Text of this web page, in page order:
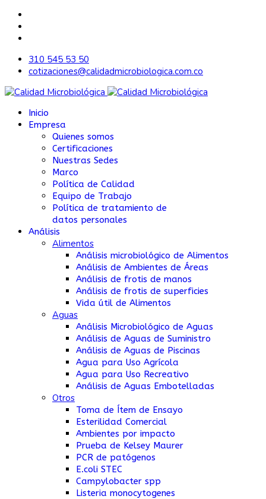
310 545 53 50
cotizaciones@calidadmicrobiologica.com.co
Inicio
Empresa
Quienes somos
Certificaciones
Nuestras Sedes
Marco
Política de Calidad
Equipo de Trabajo
Política de tratamiento de
datos personales
Análisis
Alimentos
Análisis microbiológico de Alimentos
Análisis de Ambientes de Áreas
Análisis de frotis de manos
Análisis de frotis de superficies
Vida útil de Alimentos
Aguas
Análisis Microbiológico de Aguas
Análisis de Aguas de Suministro
Análisis de Aguas de Piscinas
Agua para Uso Agrícola
Agua para Uso Recreativo
Análisis de Aguas Embotelladas
Otros
Toma de Ítem de Ensayo
Esterilidad Comercial
Ambientes por impacto
Prueba de Kelsey Maurer
PCR de patógenos
E.coli STEC
Campylobacter spp
Listeria monocytogenes